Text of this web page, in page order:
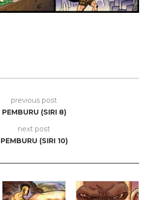
previous post
PEMBURU (SIRI 8)
next post
PEMBURU (SIRI 10)